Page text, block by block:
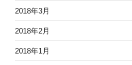
2018年3月
2018年2月
2018年1月